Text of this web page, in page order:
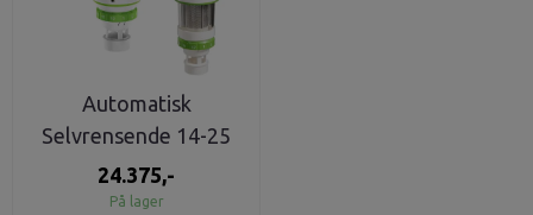
Automatisk
Selvrensende 14-25
m3/h - 2"
24.375,-
På lager